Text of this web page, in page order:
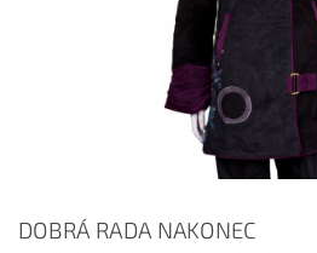
DOBRÁ RADA NAKONEC